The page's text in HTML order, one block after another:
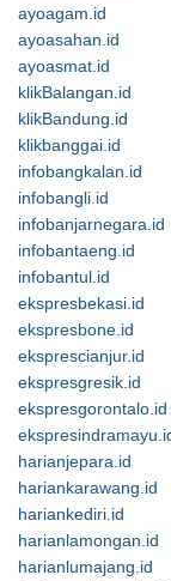
ayoagam.id
ayoasahan.id
ayoasmat.id
klikBalangan.id
klikBandung.id
klikbanggai.id
infobangkalan.id
infobangli.id
infobanjarnegara.id
infobantaeng.id
infobantul.id
ekspresbekasi.id
ekspresbone.id
eksprescianjur.id
ekspresgresik.id
ekspresgorontalo.id
harianjepara.id
hariankarawang.id
hariankediri.id
harianlamongan.id
harianlumajang.id